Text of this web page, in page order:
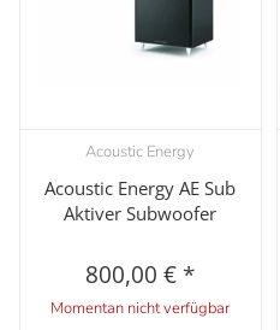
Acoustic Energy
Acoustic Energy AE Sub
Aktiver Subwoofer
800,00 € *
Momentan nicht verfügbar